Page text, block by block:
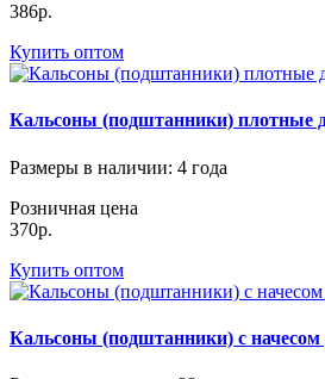
386р.
Купить оптом
Кальсоны (подштанники) плотные
Размеры в наличии: 4 года
Розничная цена
370р.
Купить оптом
Кальсоны (подштанники) с